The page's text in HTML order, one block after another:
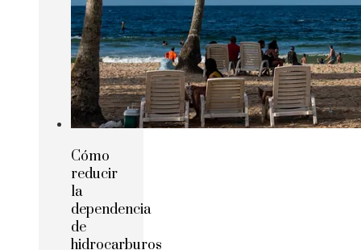
Cómo
reducir
la
dependencia
de
hidrocarburos